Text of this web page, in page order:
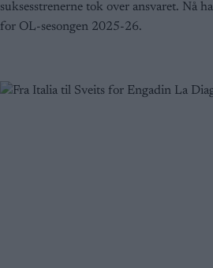
suksesstrenerne tok over ansvaret. Nå
for OL-sesongen 2025-26.